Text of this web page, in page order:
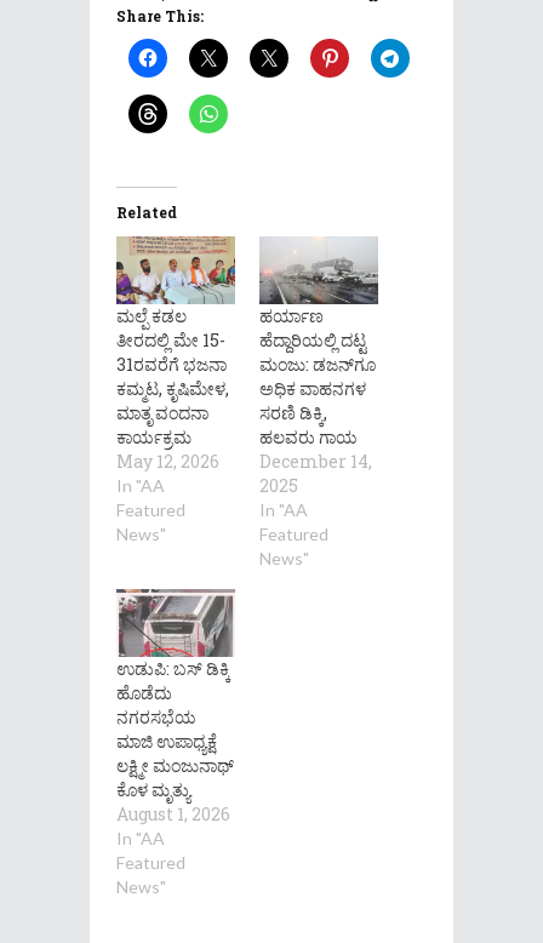
Share This:
Related
ಮಲ್ಪೆ ಕಡಲ
ತೀರದಲ್ಲಿ ಮೇ 15-
31ರವರೆಗೆ ಭಜನಾ
ಕಮ್ಮಟ, ಕೃಷಿಮೇಳ,
ಮಾತೃ ವಂದನಾ
ಕಾರ್ಯಕ್ರಮ
May 12, 2026
In "AA
Featured
News"
ಹರ್ಯಾಣ
ಹೆದ್ದಾರಿಯಲ್ಲಿ ದಟ್ಟ
ಮಂಜು: ಡಜನ್‌ಗೂ
ಅಧಿಕ ವಾಹನಗಳ
ಸರಣಿ ಡಿಕ್ಕಿ,
ಹಲವರು ಗಾಯ
December 14,
2025
In "AA
Featured
News"
ಉಡುಪಿ: ಬಸ್‌ ಡಿಕ್ಕಿ
ಹೊಡೆದು
ನಗರಸಭೆಯ
ಮಾಜಿ ಉಪಾಧ್ಯಕ್ಷೆ
ಲಕ್ಷ್ಮೀ ಮಂಜುನಾಥ್
ಕೊಳ ಮೃತ್ಯು
August 1, 2026
In "AA
Featured
News"